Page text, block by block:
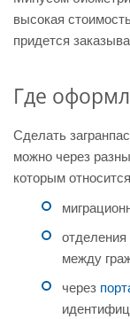
высокая
придется
Где
Сделать
можно через
которым
отделения
между
через